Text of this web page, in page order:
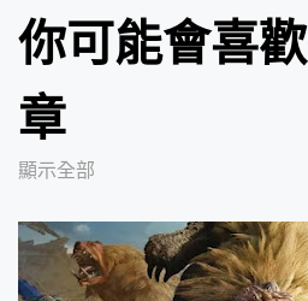
你可能會喜
章
顯示全部